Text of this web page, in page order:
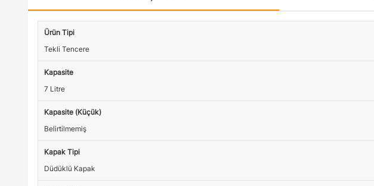
Ürün Tipi
Tekli Tencere
Kapasite
7 Litre
Kapasite (Küçük)
Belirtilmemiş
Kapak Tipi
Düdüklü Kapak